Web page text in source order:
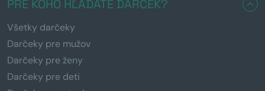
PRE KOHO HĽADÁTE DARČEK?
Všetky darčeky
Darčeky pre mužov
Darčeky pre ženy
Darčeky pre deti